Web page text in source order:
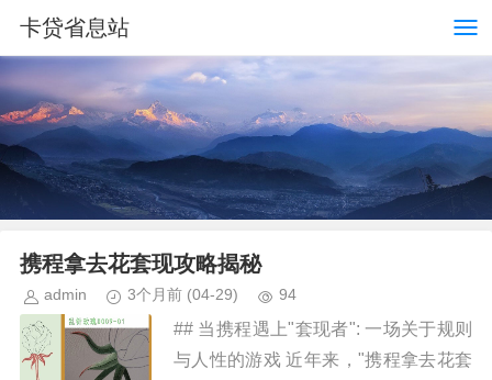
卡贷省息站
携程拿去花套现攻略揭秘
admin 3个月前 (04-29) 94
## 当携程遇上"套现者": 一场关于规则
与人性的游戏 近年来，"携程拿去花套